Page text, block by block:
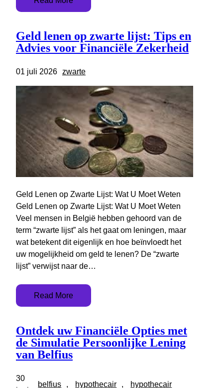
Geld lenen op zwarte lijst: Tips en
Advies voor Financiële Zekerheid
01 juli 2026 zwarte
Geld Lenen op Zwarte Lijst: Wat U Moet Weten
Geld Lenen op Zwarte Lijst: Wat U Moet Weten
Veel mensen in België hebben gehoord van de
term “zwarte lijst” als het gaat om leningen, maar
wat betekent dit eigenlijk en hoe beïnvloedt het
uw mogelijkheid om geld te lenen? De “zwarte
lijst” verwijst naar de…
Read More
Ontdek uw Financiële Opties met
de Simulatie Persoonlijke Lening
van Belfius
30
belfius , hypothecair ,
hypothecair